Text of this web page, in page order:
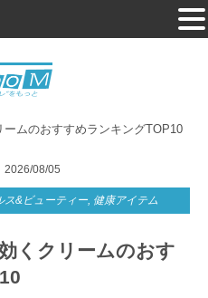
ームのおすすめランキングTOP10
2026/08/05
ス&ビューティー, 健康アイテム
くクリームのおす